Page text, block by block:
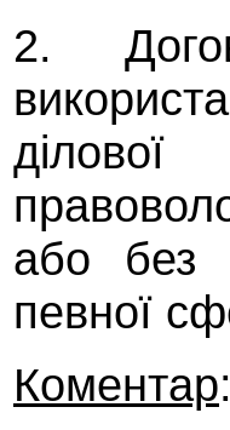
2.
або без
певної
Коментар: